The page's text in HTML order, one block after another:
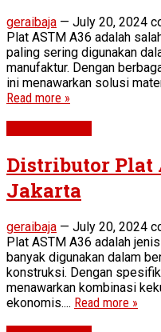
geraibaja — July 20, 2024
Plat ASTM A36 adalah
paling sering digunakan
manufaktur. Dengan
ini menawarkan solusi
Read more »
Distributor Plat
Jakarta
geraibaja — July 20, 2024
Plat ASTM A36 adalah
banyak digunakan dalam
konstruksi. Dengan
menawarkan kombinasi
ekonomis.... Read more »